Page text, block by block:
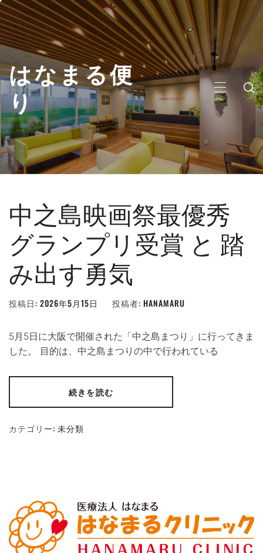
コ
ン
テ
ン
ツ
へ
ス
キ
ッ
プ
はなまる便
り
メ
イ
ン
ニ
ュ
ー
中之島映画祭最優秀
グランプリ受賞 と 踏
み出す勇気
投稿日: 2026年5月15日 投稿者: HANAMARU
5月5日に大阪で開催された「中之島まつり」に行ってきま
した。 目的は、中之島まつりの中で行われている
続きを読む
カテゴリー: 未分類